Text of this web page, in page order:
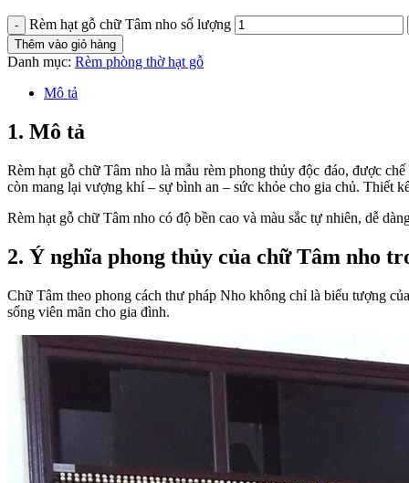
Rèm hạt gỗ chữ Tâm nho số lượng
Thêm vào giỏ hàng
Danh mục: Rèm phòng thờ hạt gỗ
Mô tả
1. Mô tả
Rèm hạt gỗ chữ Tâm nho là mẫu rèm phong thủy độc đáo, được
còn mang lại vượng khí – sự bình an – sức khỏe cho gia chủ. Thiết
Rèm hạt gỗ chữ Tâm nho có độ bền cao và màu sắc tự nhiên, dễ
2. Ý nghĩa phong thủy của chữ Tâm nho
Chữ Tâm theo phong cách thư pháp Nho không chỉ là biểu tượng
sống viên mãn cho gia đình.